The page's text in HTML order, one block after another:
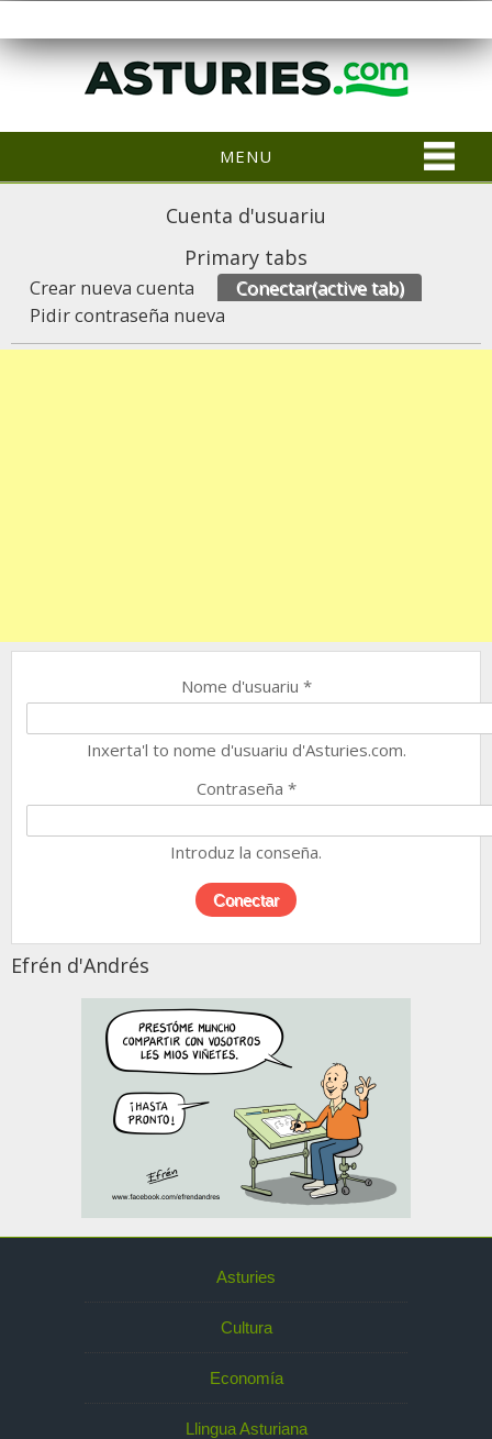
MENU
Cuenta d'usuariu
Primary tabs
Crear nueva cuenta Conectar(active tab)
Pidir contraseña nueva
Nome d'usuariu *
Inxerta'l to nome d'usuariu d'Asturies.com.
Contraseña *
Introduz la conseña.
Efrén d'Andrés
Asturies
Cultura
Economía
Llingua Asturiana